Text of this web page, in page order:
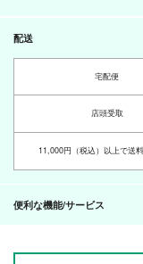
配送
宅配便
店頭受取
11,000円（税込）以上で送
便利な機能/サービス